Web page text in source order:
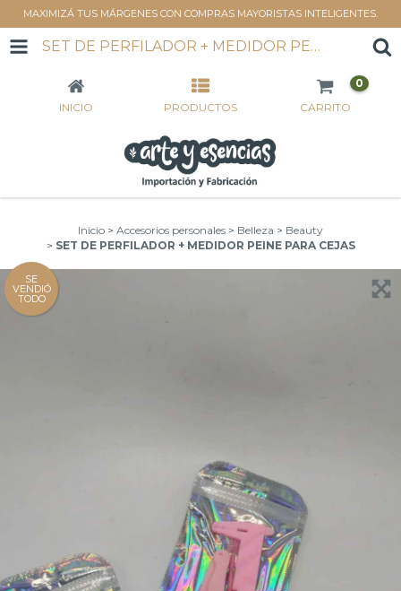
MAXIMIZÁ TUS MÁRGENES CON COMPRAS MAYORISTAS INTELIGENTES.
SET DE PERFILADOR + MEDIDOR PEINE PARA CEJAS
INICIO PRODUCTOS CARRITO
0
Inicio > Accesorios personales > Belleza > Beauty
> SET DE PERFILADOR + MEDIDOR PEINE PARA CEJAS
SE
VENDIÓ
TODO